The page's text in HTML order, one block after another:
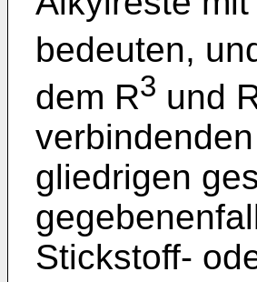
bedeuten,
dem R3 und
gliedrigen
Stickstoff-